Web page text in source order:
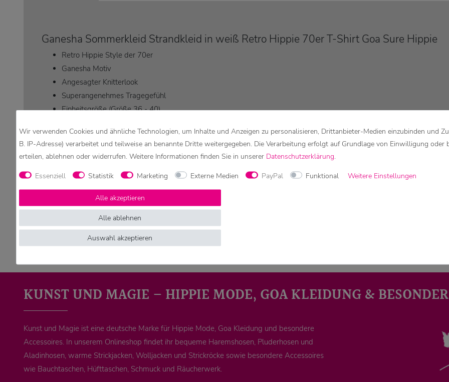
Ganesha Sommerkleid Strandkleid in weiß Retro Hippie 70er T-Shirt Goa Sure Hippie
Retro Hippie Style der 70er
Ganesha Motiv
Angesagter Knitterlook
Superangenehmes Tragegefühl
Einheitsgröße (Größe 36 - 40)
Aus fairem Einkauf
Made in Thailand
Achtung:
Aufgrund verschiedener Bildschirmeinstellungen können die Farben geringfügig von der Abbildung abweichen.
KUNST UND MAGIE – HIPPIE MODE, GOA KLEIDUNG &
Kunst und Magie ist eine deutsche Marke für Hippie Mode, Goa Kleidung und besondere
Accessoires. In unserem Onlineshop findet ihr bequeme Haremshosen, Pluderhosen und
Aladinhosen, warme Strickjacken, Wolljacken und Strickröcke sowie besondere Accessoires
wie Bauchtaschen, Hüfttaschen, Schmuck und Räucherwerk.
Wir verwenden Cookies und ähnliche Technologien, um Inhalte und Anzeigen zu personalisieren, Drittanbieter-Medien einzubinden und
B. IP-Adresse) verarbeitet und teilweise an benannte Dritte weitergegeben. Die Verarbeitung erfolgt auf Grundlage von Einwilligung oder
erteilen, ablehnen oder widerrufen. Weitere Informationen finden Sie in unserer Daten­schutz­erklärung.
Essenziell Statistik Marketing Externe Medien PayPal Funktional Weitere Einstellungen
Alle akzeptieren
Alle ablehnen
Auswahl akzeptieren